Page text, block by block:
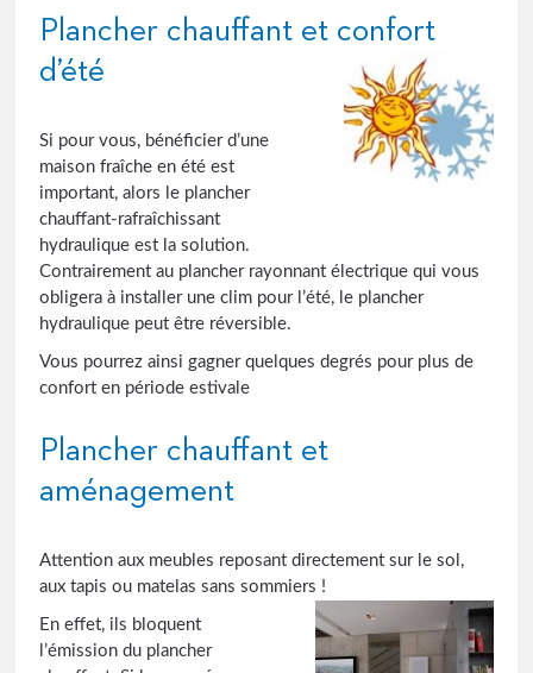
Plancher chauffant et confort
d’été
Si pour vous, bénéficier d’une
maison fraîche en été est
important, alors le plancher
chauffant-rafraîchissant
hydraulique est la solution.
Contrairement au plancher rayonnant électrique qui vous
obligera à installer une clim pour l’été, le plancher
hydraulique peut être réversible.
Vous pourrez ainsi gagner quelques degrés pour plus de
confort en période estivale
Plancher chauffant et
aménagement
Attention aux meubles reposant directement sur le sol,
aux tapis ou matelas sans sommiers !
En effet, ils bloquent
l’émission du plancher